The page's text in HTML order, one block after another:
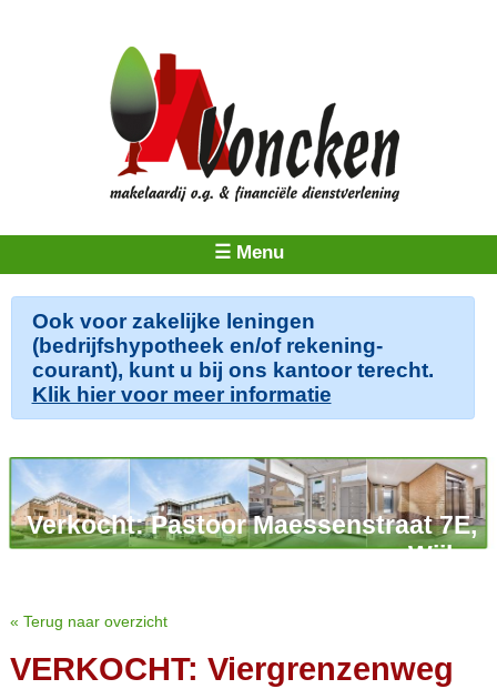
☰ Menu
Ook voor zakelijke leningen
(bedrijfshypotheek en/of rekening-
courant), kunt u bij ons kantoor terecht.
Klik hier voor meer informatie
Verkocht: Pastoor Maessenstraat 7E,
Wijlre
« Terug naar overzicht
VERKOCHT: Viergrenzenweg